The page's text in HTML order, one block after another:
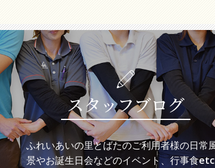
スタッフブログ
ふれいあいの里とばたのご利用者様の日常
景やお誕生日会などのイベント、行事食